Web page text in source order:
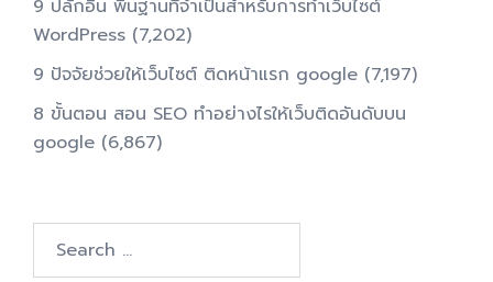
9 ปลั๊กอิน พื้นฐานที่จำเป็นสำหรับการทําเว็บไซต์
WordPress (7,202)
9 ปัจจัยช่วยให้เว็บไซต์ ติดหน้าแรก google (7,197)
8 ขั้นตอน สอน SEO ทําอย่างไรให้เว็บติดอันดับบน
google (6,867)
for: